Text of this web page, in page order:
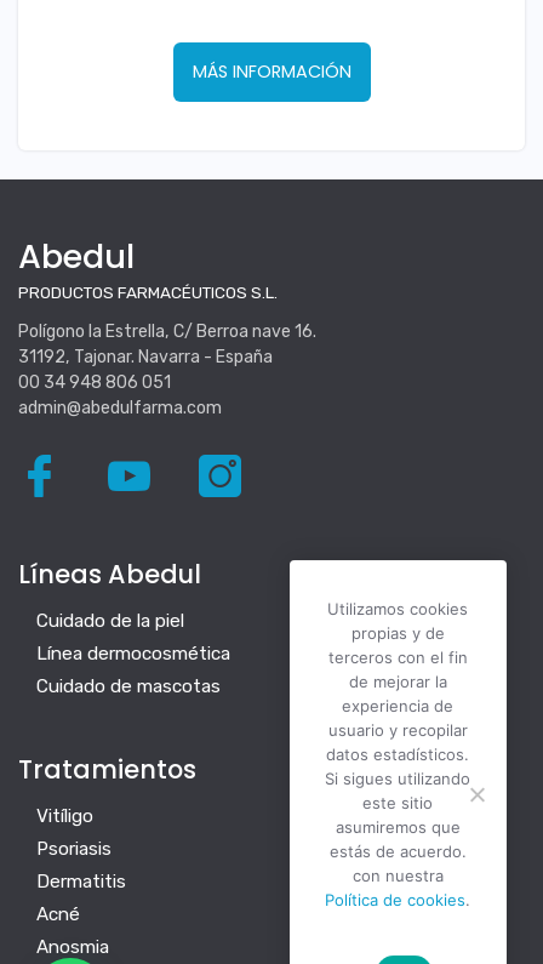
MÁS INFORMACIÓN
Abedul
PRODUCTOS FARMACÉUTICOS S.L.
Polígono la Estrella, C/ Berroa nave 16.
31192, Tajonar. Navarra - España
00 34 948 806 051
admin@abedulfarma.com
Líneas Abedul
Cuidado de la piel
Línea dermocosmética
Cuidado de mascotas
Tratamientos
Vitíligo
Psoriasis
Dermatitis
Acné
Anosmia
Utilizamos cookies
propias y de
terceros con el fin
de mejorar la
experiencia de
usuario y recopilar
datos estadísticos.
Si sigues utilizando
este sitio
asumiremos que
estás de acuerdo.
con nuestra
Política de cookies.